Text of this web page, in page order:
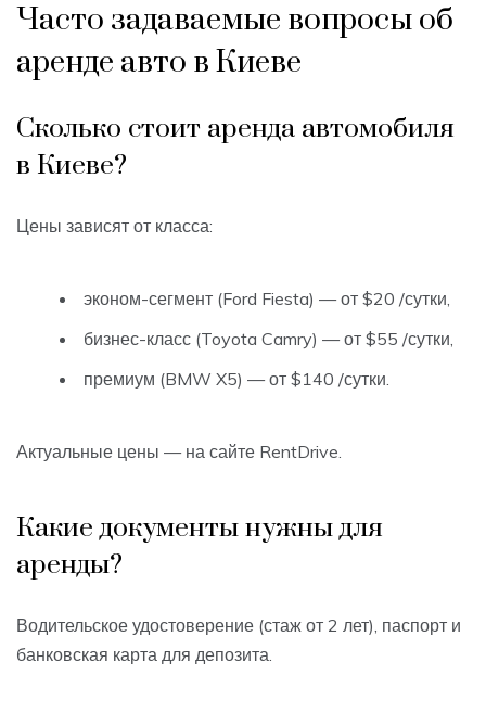
Часто задаваемые вопросы об
аренде авто в Киеве
Сколько стоит аренда автомобиля
в Киеве?
Цены зависят от класса:
эконом-сегмент (Ford Fiesta) — от $20 /сутки,
бизнес-класс (Toyota Camry) — от $55 /сутки,
премиум (BMW X5) — от $140 /сутки.
Актуальные цены — на сайте RentDrive.
Какие документы нужны для
аренды?
Водительское удостоверение (стаж от 2 лет), паспорт и
банковская карта для депозита.